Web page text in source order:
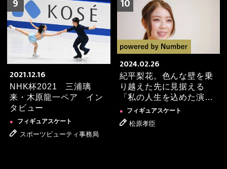
9
2021.12.16
NHK杯2021 三浦璃
来・木原龍一ペア イン
タビュー
● フィギュアスケート
スポーツビューティ事務局
10
2024.02.26
紀平梨花。色んな壁を乗
り越えた先に見据える
「私の人生を込めた演
技」
● フィギュアスケート
松原孝臣